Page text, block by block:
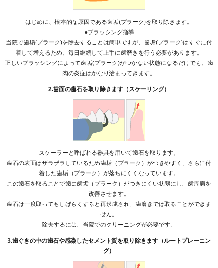
はじめに、根本的な原因である歯垢(プラーク)を取り除きます。
●ブラッシング指導
当院で歯垢(プラーク)を除去することは簡単ですが、歯垢(プラーク)はすぐに付
着して増えるため、毎日継続して上手に歯磨きを行う必要があります。
正しいブラッシングによって歯垢(プラーク)がつかない状態になるだけでも、歯
肉の炎症はかなり治まってきます。
2.歯面の歯石を取り除きます（スケーリング）
スケーラーと呼ばれる器具を用いて歯石を取ります。
歯石の表面はザラザラしているため歯垢（プラーク）がつきやすく、さらに付
着した歯垢（プラーク）が落ちにくくなっています。
この歯石を取ることで歯に歯垢（プラーク）がつきにくい状態にし、歯周病を
改善させます。
歯石は一度取ってもしばらくすると再形成され、歯磨きでは取ることができま
せん。
除去するには、当院でのクリーニングが必要です。
3.歯ぐきの中の歯石や感染したセメント質を取り除きます（ルートプレーニン
グ）